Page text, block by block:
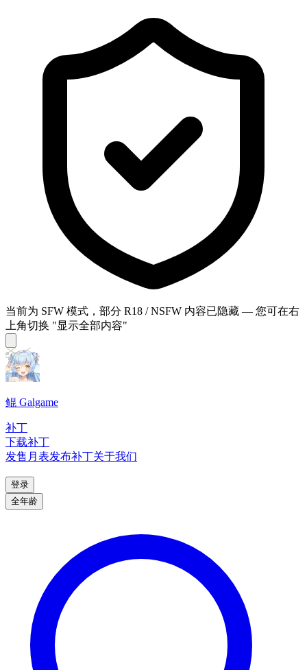
当前为 SFW 模式，部分 R18 / NSFW 内容已隐藏 — 您可在右
上角切换 "显示全部内容"
鲲 Galgame
补丁
下载补丁
发售月表发布补丁关于我们
登录
全年龄